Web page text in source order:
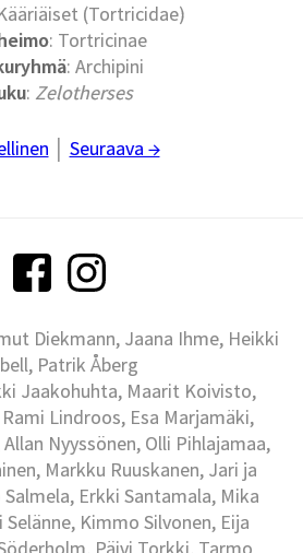
(Tortricidae)
: Tortricinae
: Archipini
: Zelotherses
Seuraava →
Diekmann, Jaana Ihme, Heikki
Patrik Åberg
Jaakohuhta, Maarit Koivisto,
Lindroos, Esa Marjamäki,
Nyyssönen, Olli Pihlajamaa,
Markku Ruuskanen, Jari ja
Erkki Santamala, Mika
Kimmo Silvonen, Eija